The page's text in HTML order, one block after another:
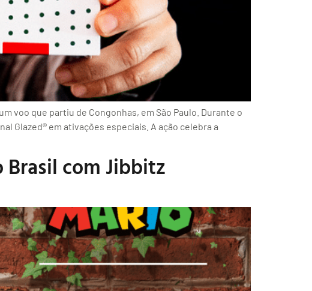
voo que partiu de Congonhas, em São Paulo. Durante o
Glazed® em ativações especiais. A ação celebra a
Brasil com Jibbitz